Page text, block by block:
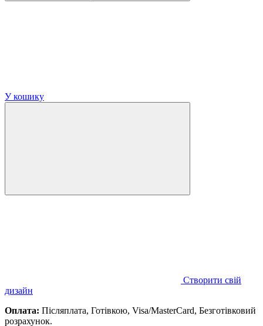
У кошику
Створити свій
дизайн
Оплата: Післяплата, Готівкою, Visa/MasterCard, Безготівковий
розрахунок.